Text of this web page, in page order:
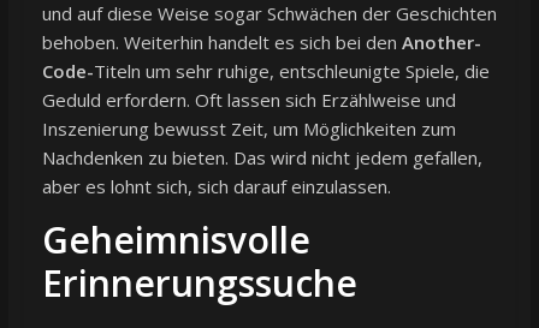
und auf diese Weise sogar Schwächen der Geschichten
behoben. Weiterhin handelt es sich bei den Another-
Code-Titeln um sehr ruhige, entschleunigte Spiele, die
Geduld erfordern. Oft lassen sich Erzählweise und
Inszenierung bewusst Zeit, um Möglichkeiten zum
Nachdenken zu bieten. Das wird nicht jedem gefallen,
aber es lohnt sich, sich darauf einzulassen.
Geheimnisvolle
Erinnerungssuche